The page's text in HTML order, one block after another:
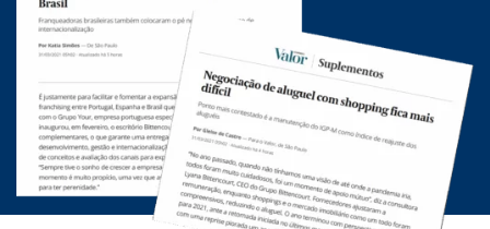
INSIGHTS
INICIATIVAS
CONTATO